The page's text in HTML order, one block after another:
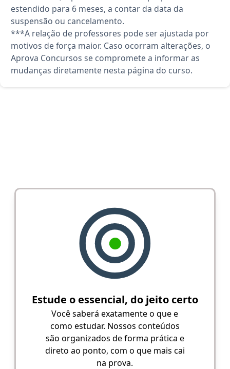
estendido para 6 meses, a contar da data da
suspensão ou cancelamento.
***A relação de professores pode ser ajustada por
motivos de força maior. Caso ocorram alterações, o
Aprova Concursos se compromete a informar as
mudanças diretamente nesta página do curso.
Estude o essencial, do jeito certo
Você saberá exatamente o que e
como estudar. Nossos conteúdos
são organizados de forma prática e
direto ao ponto, com o que mais cai
na prova.